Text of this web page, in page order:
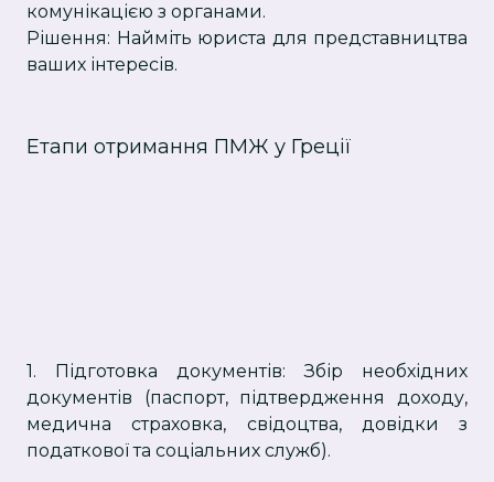
комунікацією з органами.
Рішення: Найміть юриста для представництва
ваших інтересів.
Етапи отримання ПМЖ у Греції
1. Підготовка документів: Збір необхідних
документів (паспорт, підтвердження доходу,
медична страховка, свідоцтва, довідки з
податкової та соціальних служб).